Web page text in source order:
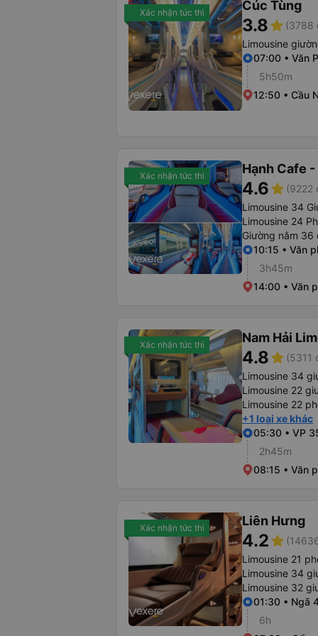
Xác nhận tức thì Cúc Tùng
3.8star (3788
Limousine
07:00 • Văn
5h50m
12:50 • Cầu
Xác nhận tức thì Hạnh Cafe
4.6star (9222
Limousine 34
Limousine 24
Giường nằm 36
10:15 • Văn
3h45m
14:00 • Văn
Xác nhận tức thì Nam Hải
4.8star (5311
Limousine 34
Limousine 22
Limousine 22
+1 loại xe khác
05:30 • VP
2h45m
08:15 • Văn
Xác nhận tức thì Liên Hưng
4.2star
Limousine 21
Limousine 34
Limousine 32
01:30 • Ngã
6h